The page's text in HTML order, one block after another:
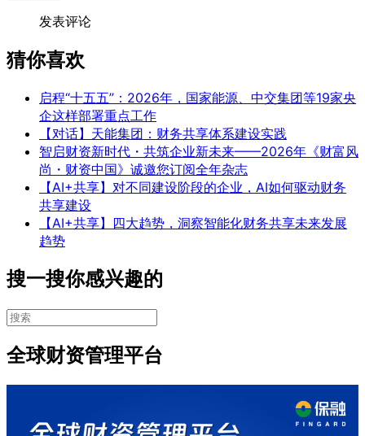
发表评论
猜你喜欢
启程“十五五”：2026年，国家能源、中交集团等19家央
企这样部署重点工作
【对话】天能集团：财务共享体系建设实践
智启财资新时代・共筑企业新未来——2026年《财富风
尚・财资中国》诚邀您订阅全年杂志
【AI+共享】对不同建设阶段的企业，AI如何驱动财务
共享建设
【AI+共享】四大趋势，洞察智能化财务共享未来发展
趋势
搜一搜你感兴趣的
全球财资管理平台